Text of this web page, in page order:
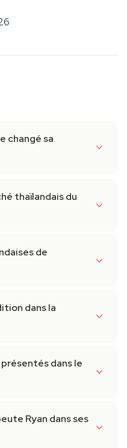
changé sa
thaïlandais du
de
dans la
dans le
Ryan dans ses